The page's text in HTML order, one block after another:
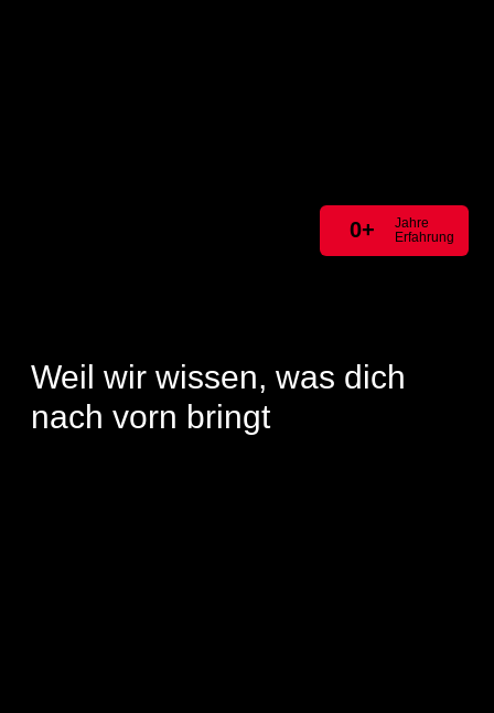
Jahre
Erfahrung
0+
Weil wir wissen, was dich
nach vorn bringt